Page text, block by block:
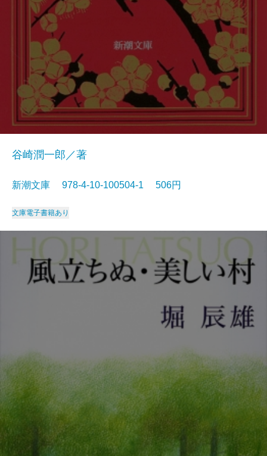
谷崎潤一郎／著
新潮文庫 978-4-10-100504-1 506円
文庫電子書籍あり